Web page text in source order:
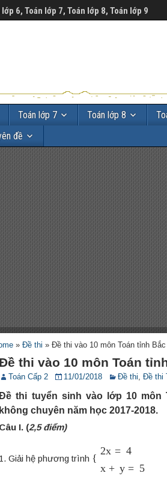
6, Toán lớp 7, Toán lớp 8, Toán lớp 9
Toán lớp 7 Toán lớp 8
đề
»Đề thi »Đề thi vào 10 môn Toán tỉnh
thi vào 10 môn Toán
Toán Cấp 2 11/01/2018 Đề thi,Đề thi
thi tuyển sinh vào lớp 10 môn
không chuyên năm học 2017-2018.
Câu I. (2,5 điểm)
1. Giải hệ phương trình { 2x= 4x +